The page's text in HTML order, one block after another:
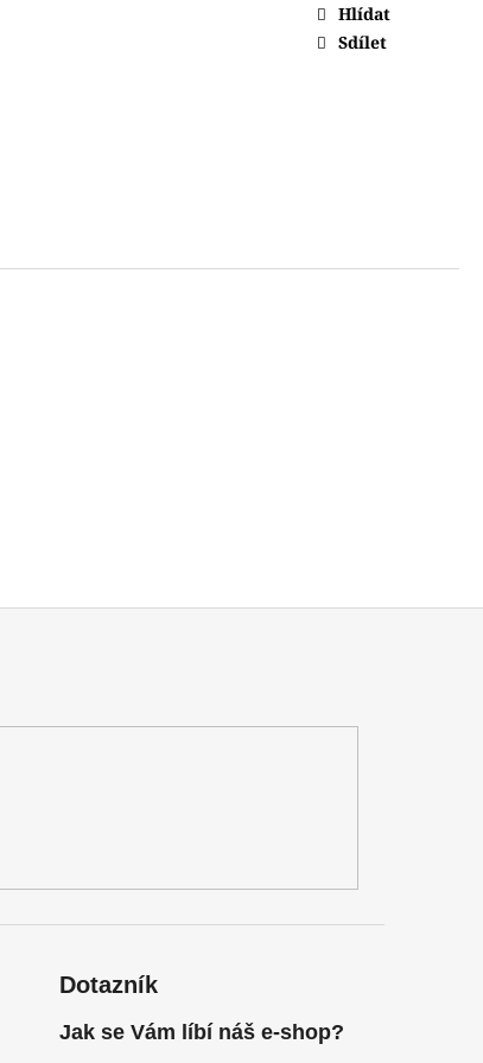
Hlídat
Sdílet
Dotazník
Jak se Vám líbí náš e-shop?